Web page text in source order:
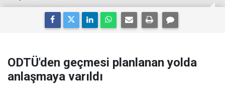
ODTÜ'den geçmesi planlanan yolda
anlaşmaya varıldı